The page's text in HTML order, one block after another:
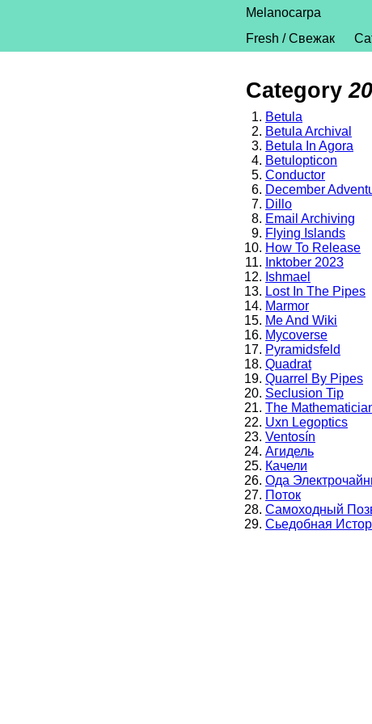
Melanocarpa
Fresh / Свежак
Category
Betula
Betula Archival
Betula In Agora
Betulopticon
Conductor
December
Dillo
Email Archiving
Flying Islands
How To Release
Inktober 2023
Ishmael
Lost In The Pipes
Marmor
Me And Wiki
Mycoverse
Pyramidsfeld
Quadrat
Quarrel By Pipes
Seclusion Tip
The
Uxn Legoptics
Ventosín
Агидель
Качели
Ода
Поток
Самоходный
Сьедобная